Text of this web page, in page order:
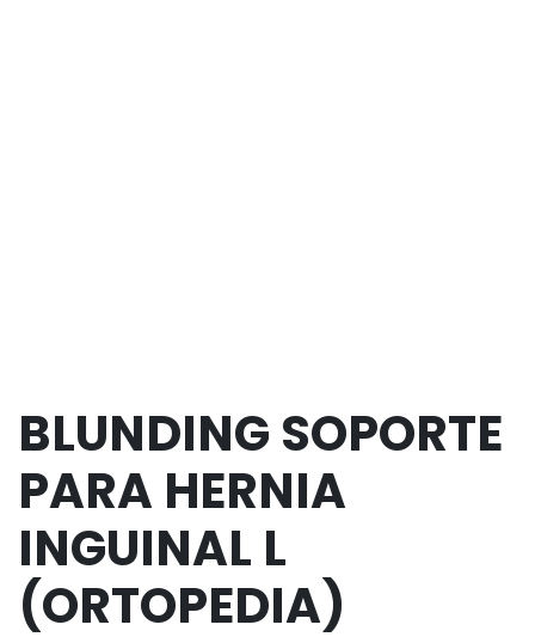
BLUNDING SOPORTE
PARA HERNIA
INGUINAL L
(ORTOPEDIA)